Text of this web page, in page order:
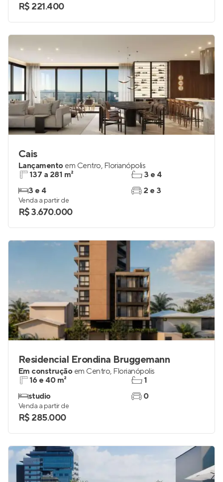
R$ 221.400
Cais
Lançamento em Centro, Florianópolis
137 a 281 m²
3 e 4
3 e 4
2 e 3
Venda a partir de
R$ 3.670.000
Residencial Erondina Bruggemann
Em construção em Centro, Florianópolis
16 e 40 m²
studio
1
0
Venda a partir de
R$ 285.000